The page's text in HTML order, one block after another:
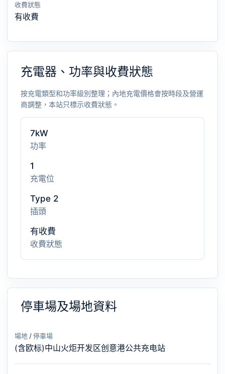
收費狀態
有收費
充電器、功率與收費狀態
按充電類型和功率級別整理；內地充電價格會按時段及營運
商調整，本站只標示收費狀態。
7kW
功率
1
充電位
Type 2
插頭
有收費
收費狀態
停車場及場地資料
場地 / 停車場
(含欧标)中山火炬开发区创意港公共充电站